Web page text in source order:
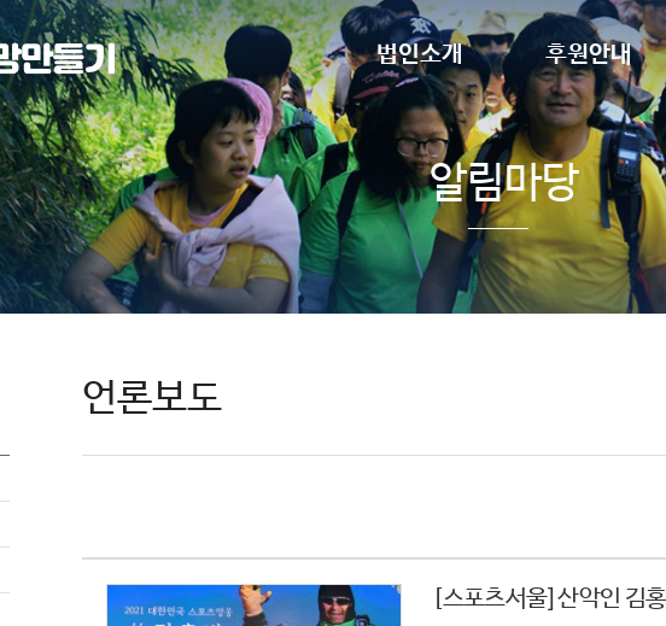
법인소개
설립목적
인사말
조직도
임원현황
찾아오시는 길
법인 후원사
후원안내
정기후원
일시후원
알림마당
언론보도
[스포츠서울] 산악인 김